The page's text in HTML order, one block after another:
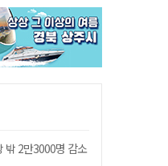
2만3000명 감소